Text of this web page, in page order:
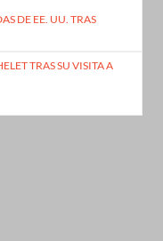
DE EE. UU. TRAS
TRAS SU VISITA A